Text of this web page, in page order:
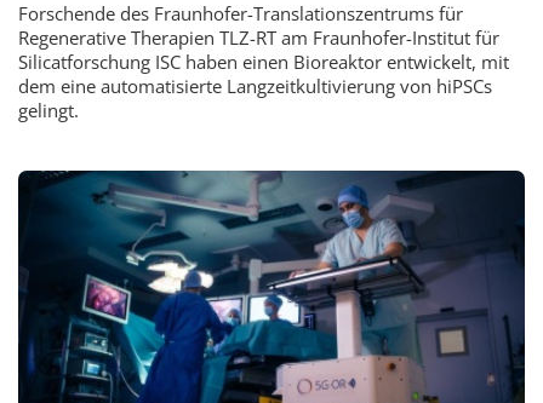
Forschende des Fraunhofer-Translationszentrums für
Regenerative Therapien TLZ-RT am Fraunhofer-Institut für
Silicatforschung ISC haben einen Bioreaktor entwickelt, mit
dem eine automatisierte Langzeitkultivierung von hiPSCs
gelingt.